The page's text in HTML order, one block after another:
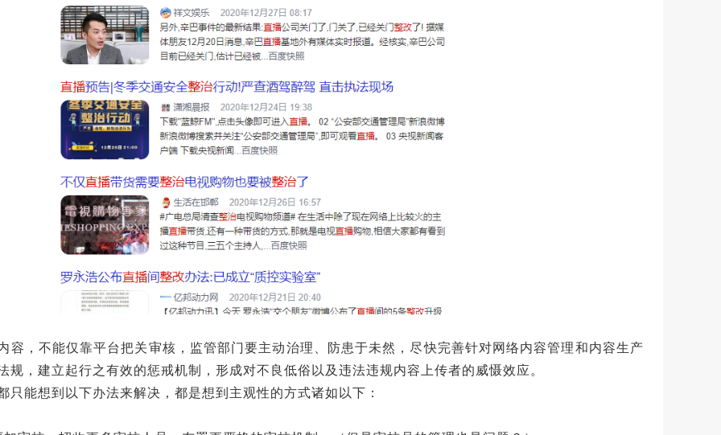
容，不能仅靠平台把关审核，监管部门要主动治理、防患于未然，尽快完善针对网络内容管理和内容生产
规，建立起行之有效的惩戒机制，形成对不良低俗以及违法违规内容上传者的威慑效应。
只能想到以下办法来解决，都是想到主观性的方式诸如以下：